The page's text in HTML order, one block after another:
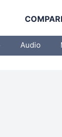
Audio